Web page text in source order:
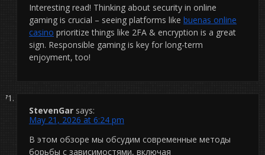
Interesting read! Thinking about security in online
gaming is crucial – seeing platforms like buenas online
casino prioritize things like 2FA & encryption is a great
sign. Responsible gaming is key for long-term
enjoyment, too!
StevenGar says:
May 21, 2026 at 6:24 pm
В этом обзоре мы обсудим современные методы
борьбы с зависимостями, включая